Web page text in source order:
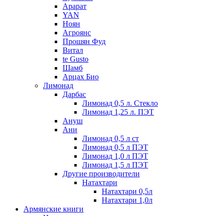
Арарат
YAN
Ноян
Агроянс
Прошян Фуд
Витал
te Gusto
Шамб
Арцах Био
Лимонад
Дарбас
Лимонад 0,5 л. Стекло
Лимонад 1,25 л. ПЭТ
Ануш
Ани
Лимонад 0,5 л ст
Лимонад 0,5 л ПЭТ
Лимонад 1,0 л ПЭТ
Лимонад 1,5 л ПЭТ
Другие производители
Натахтари
Натахтари 0,5л
Натахтари 1,0л
Армянские книги